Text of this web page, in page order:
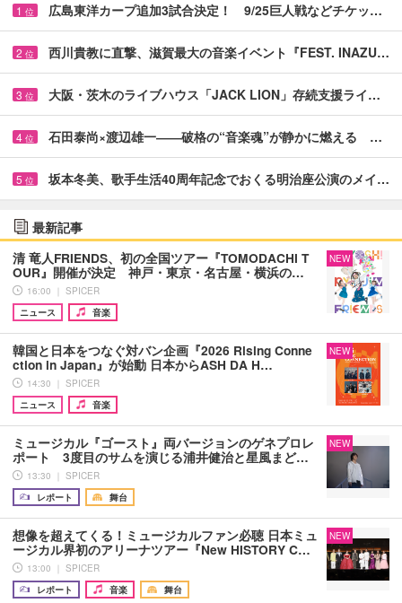
1 位 広島東洋カープ追加3試合決定！ 9/25巨人戦などチケッ…
2 位 西川貴教に直撃、滋賀最大の音楽イベント『FEST. INAZU…
3 位 大阪・茨木のライブハウス「JACK LION」存続支援ライ…
4 位 石田泰尚×渡辺雄一――破格の“音楽魂”が静かに燃える …
5 位 坂本冬美、歌手生活40周年記念でおくる明治座公演のメイ…
最新記事
清 竜人FRIENDS、初の全国ツアー『TOMODACHI T
OUR』開催が決定 神戸・東京・名古屋・横浜の…
16:00 ｜ SPICER
ニュース
音楽
NEW
韓国と日本をつなぐ対バン企画『2026 Rising Conne
ction in Japan』が始動 日本からASH DA H…
14:30 ｜ SPICER
ニュース
音楽
NEW
ミュージカル『ゴースト』両バージョンのゲネプロレ
ポート 3度目のサムを演じる浦井健治と星風まど…
13:30 ｜ SPICER
レポート
舞台
NEW
想像を超えてくる！ミュージカルファン必聴 日本ミュ
ージカル界初のアリーナツアー『New HISTORY C…
13:00 ｜ SPICER
レポート
音楽 舞台
NEW